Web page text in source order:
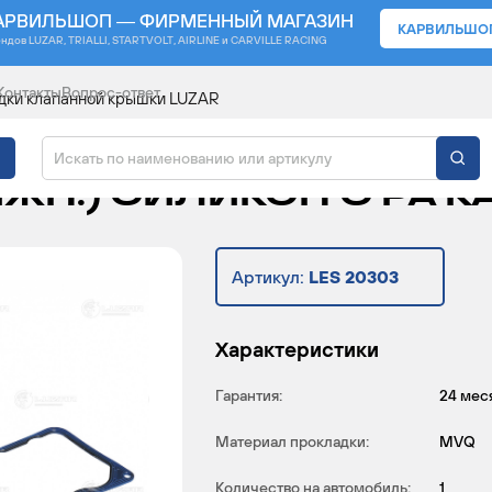
— ФИРМЕННЫЙ МАГАЗИН
LUZAR, TRIALLI, STARTVOLT, AIRLINE и CARVILLE RACING
Вопрос-ответ
клапанной крышки LUZAR
КРЫШКИ ДЛЯ
СИЛИКОН С PA
Артикул: LES 20303
Характеристики
Гарантия: 24
Материал прокладки: MVQ
Количество на автомобиль: 1